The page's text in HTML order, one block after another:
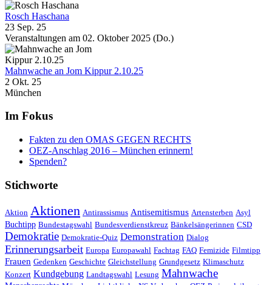
Rosch Haschana
23 Sep. 25
Veranstaltungen am 02. Oktober 2025 (Do.)
Mahnwache an Jom Kippur 2.10.25
2 Okt. 25
München
Im Fokus
Fakten zu den OMAS GEGEN RECHTS
OEZ-Anschlag 2016 – München erinnern!
Spenden?
Stichworte
Aktion Aktionen Antirassismus Antisemitismus Artensterben Asyl
Buchtipp Bundestagswahl Bundesverdienstkreuz Bänkelsängerinnen CSD
Demokratie Demokratie-Quiz Demonstration Dialog
Erinnerungsarbeit Europa Europawahl Fachtag FAQ Femizide Filmtipp
Frauen Gedenken Geschichte Gleichstellung Grundgesetz Klimaschutz
Konzert Kundgebung Landtagswahl Lesung Mahnwache